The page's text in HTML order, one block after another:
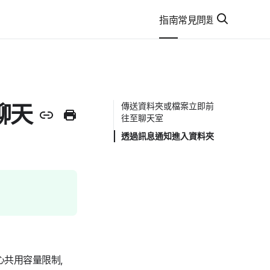
指南常見問題
天
用容量限制，
傳送資料夾或檔案立即前
往至聊天室
透過訊息通知進入資料夾